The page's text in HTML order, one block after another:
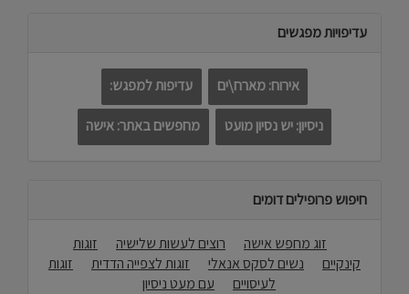
עדיפויות מפגשים
אירוח: מארח\ים עדיפות למפגש:
ניסיון: יש נסיון מועט מחפשים באתר: אישה
חיפוש פרופילים דומים
זוג מחפש אישה רוצים לעשות שלישיה
זוגות
קינקיים
נשים לסקס אנאלי זוגות לצפייה הדדית
זוגות
לעיסויים
עם מעט ניסיון